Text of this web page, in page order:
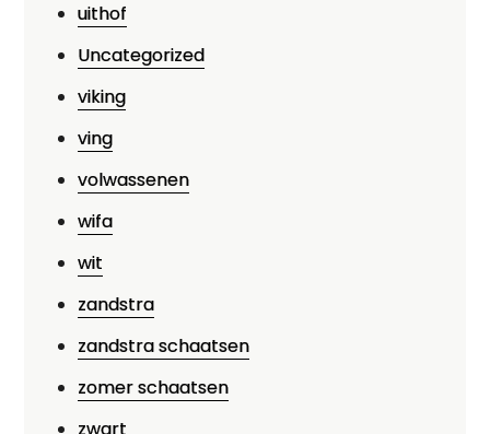
uithof
Uncategorized
viking
ving
volwassenen
wifa
wit
zandstra
zandstra schaatsen
zomer schaatsen